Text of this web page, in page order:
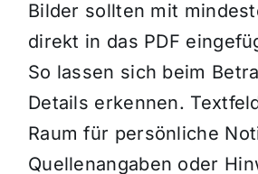
Bilder sollten mit
direkt in das PDF
So lassen sich beim
Details erkennen.
Raum für persönliche
Quellenangaben oder